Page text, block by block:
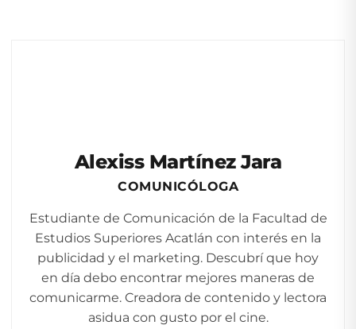
Alexiss Martínez Jara
COMUNICÓLOGA
Estudiante de Comunicación de la Facultad de
Estudios Superiores Acatlán con interés en la
publicidad y el marketing. Descubrí que hoy
en día debo encontrar mejores maneras de
comunicarme. Creadora de contenido y lectora
asidua con gusto por el cine.